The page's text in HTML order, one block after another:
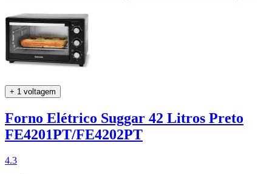
+ 1 voltagem
Forno Elétrico Suggar 42 Litros Preto
FE4201PT/FE4202PT
4.3